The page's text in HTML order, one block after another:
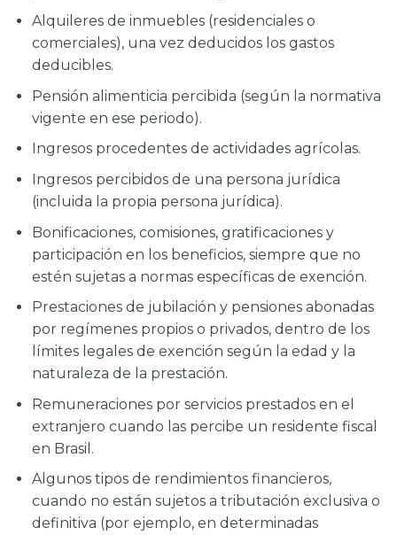
Alquileres de inmuebles (residenciales o
comerciales), una vez deducidos los gastos
deducibles.
Pensión alimenticia percibida (según la normativa
vigente en ese periodo).
Ingresos procedentes de actividades agrícolas.
Ingresos percibidos de una persona jurídica
(incluida la propia persona jurídica).
Bonificaciones, comisiones, gratificaciones y
participación en los beneficios, siempre que no
estén sujetas a normas específicas de exención.
Prestaciones de jubilación y pensiones abonadas
por regímenes propios o privados, dentro de los
límites legales de exención según la edad y la
naturaleza de la prestación.
Remuneraciones por servicios prestados en el
extranjero cuando las percibe un residente fiscal
en Brasil.
Algunos tipos de rendimientos financieros,
cuando no están sujetos a tributación exclusiva o
definitiva (por ejemplo, en determinadas